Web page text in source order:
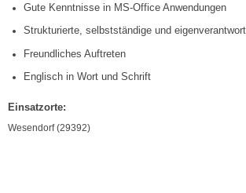
Gute Kenntnisse in MS-Office Anwendungen
Strukturierte, selbstständige und
Freundliches Auftreten
Englisch in Wort und Schrift
Einsatzorte:
Wesendorf (29392)